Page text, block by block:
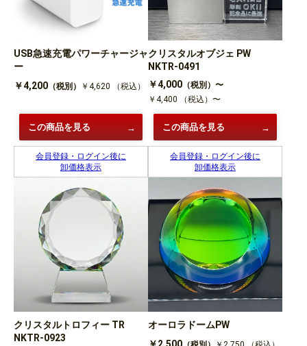
USB急速充電パワーチャージャ
ー
￥4,200 （税別） ￥4,620 （税込）
この商品を見る
会員登録・ログイン後に
卸価格表示
クリスタルオブジェ PW
NKTR-0491
￥4,000 （税別）〜
￥4,400
（税込）〜
この商品を見る
会員登録・ログイン後に
卸価格表示
クリスタルトロフィー TR
NKTR-0923
オーロラドームPW